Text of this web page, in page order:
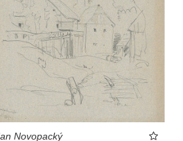
Novopacký